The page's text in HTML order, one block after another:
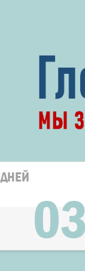
ДНЕЙ
03